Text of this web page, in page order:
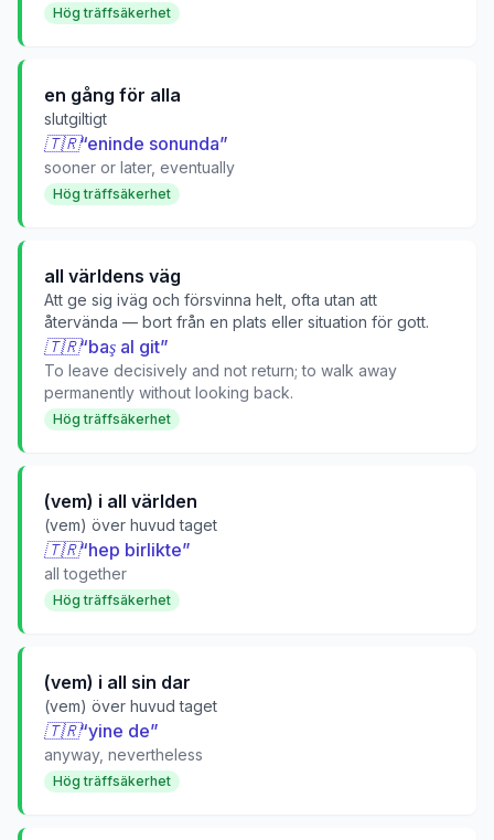
Hög träffsäkerhet
en gång för alla
slutgiltigt
🇹🇷“eninde sonunda”
sooner or later, eventually
Hög träffsäkerhet
all världens väg
Att ge sig iväg och försvinna helt, ofta utan att
återvända — bort från en plats eller situation för gott.
🇹🇷“baş al git”
To leave decisively and not return; to walk away
permanently without looking back.
Hög träffsäkerhet
(vem) i all världen
(vem) över huvud taget
🇹🇷“hep birlikte”
all together
Hög träffsäkerhet
(vem) i all sin dar
(vem) över huvud taget
🇹🇷“yine de”
anyway, nevertheless
Hög träffsäkerhet